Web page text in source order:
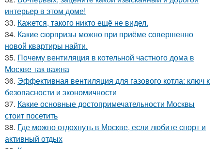
интерьер в этом доме!
33. Кажется, такого никто ещё не видел.
34. Какие сюрпризы можно при приёме совершенно
новой квартиры найти.
35. Почему вентиляция в котельной частного дома в
Москве так важна
36. Эффективная вентиляция для газового котла: ключ к
безопасности и экономичности
37. Какие основные достопримечательности Москвы
стоит посетить
38. Где можно отдохнуть в Москве, если любите спорт и
активный отдых